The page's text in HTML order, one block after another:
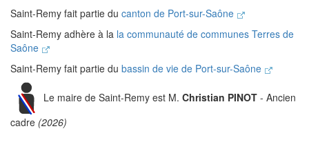
Saint-Remy fait partie du canton de Port-sur-Saône
Saint-Remy adhère à la la communauté de communes Terres de
Saône
Saint-Remy fait partie du bassin de vie de Port-sur-Saône
Le maire de Saint-Remy est M. Christian PINOT - Ancien
cadre (2026)